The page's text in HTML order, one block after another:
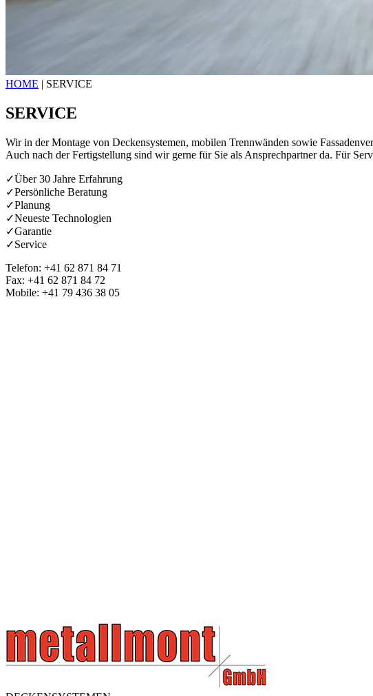
HOME | SERVICE
SERVICE
Wir in der Montage von Deckensystemen, mobilen Trennwänden sowie
Auch nach der Fertigstellung sind wir gerne für Sie als Ansprechpartner da. Für
✓Über 30 Jahre Erfahrung
✓Persönliche Beratung
✓Planung
✓Neueste Technologien
✓Garantie
✓Service
Telefon: +41 62 871 84 71
Fax: +41 62 871 84 72
Mobile: +41 79 436 38 05